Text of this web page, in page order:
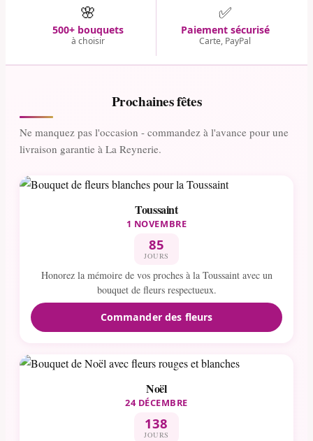
🌸
500+ bouquets
à choisir
✅
Paiement sécurisé
Carte, PayPal
Prochaines fêtes
Ne manquez pas l'occasion - commandez à l'avance pour une
livraison garantie à La Reynerie.
Toussaint
1 NOVEMBRE
85
JOURS
Honorez la mémoire de vos proches à la Toussaint avec un
bouquet de fleurs respectueux.
Commander des fleurs
Noël
24 DÉCEMBRE
138
JOURS